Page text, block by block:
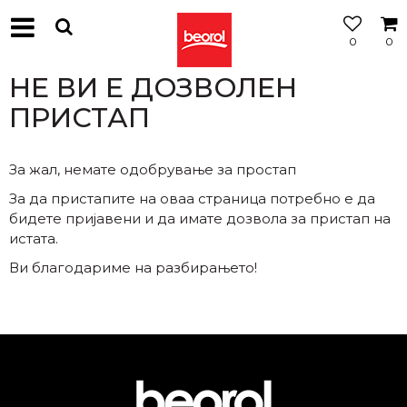
0
0
БЕСПЛАТНА
ИСПОРАКА
НЕ ВИ Е ДОЗВОЛЕН
ПРИСТАП
За жал, немате одобрување за простап
За да пристапите на оваа страница потребно е да
бидете пријавени и да имате дозвола за пристап на
истата.
Ви благодариме на разбирањето!